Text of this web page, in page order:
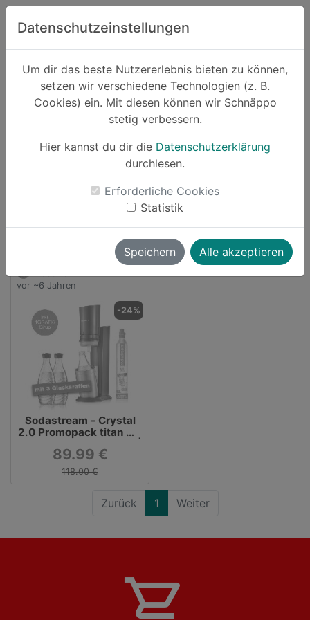
Zum Hauptinhalt springen
Datenschutzeinstellungen
Um dir das beste Nutzererlebnis bieten zu können,
setzen wir verschiedene Technologien (z. B.
Cookies) ein. Mit diesen können wir Schnäppo
stetig verbessern.
Hier kannst du dir die Datenschutzerklärung
durchlesen.
Erforderliche Cookies
Statistik
Speichern Alle akzeptieren
Suchen
Anbieter interspar
Schnäppchen von interspar
1 Angebot
Direkt zum Anbieter
vor ~6 Jahren
-24%
Sodastream - Crystal
2.0 Promopack titan mit
3 Glaskaraffen + Sirup |
Wasser- &
Getränkeaufbereitung |
Küchengeräte | KOCHEN
Haushalt & Freizeit
89.99 €
118.00 €
Zurück 1 Weiter
shopping_cart